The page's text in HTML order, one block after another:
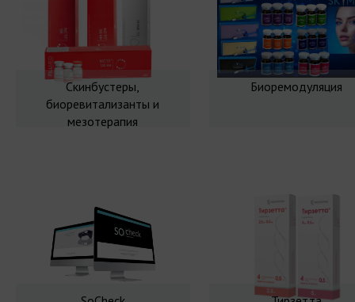
Скинбустеры,
биоревитализанты и
мезотерапия
Биоремодуляция